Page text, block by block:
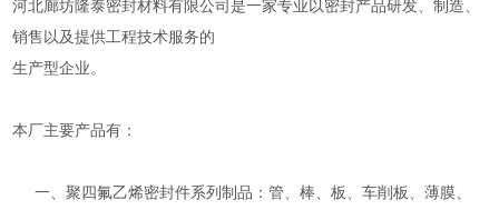
河北廊坊隆泰密封材料有限公司是一家专业以密封产品研发、制造、
销售以及提供工程技术服务的
生产型企业。
本厂主要产品有：
一、聚四氟乙烯密封件系列制品：管、棒、板、车削板、薄膜、